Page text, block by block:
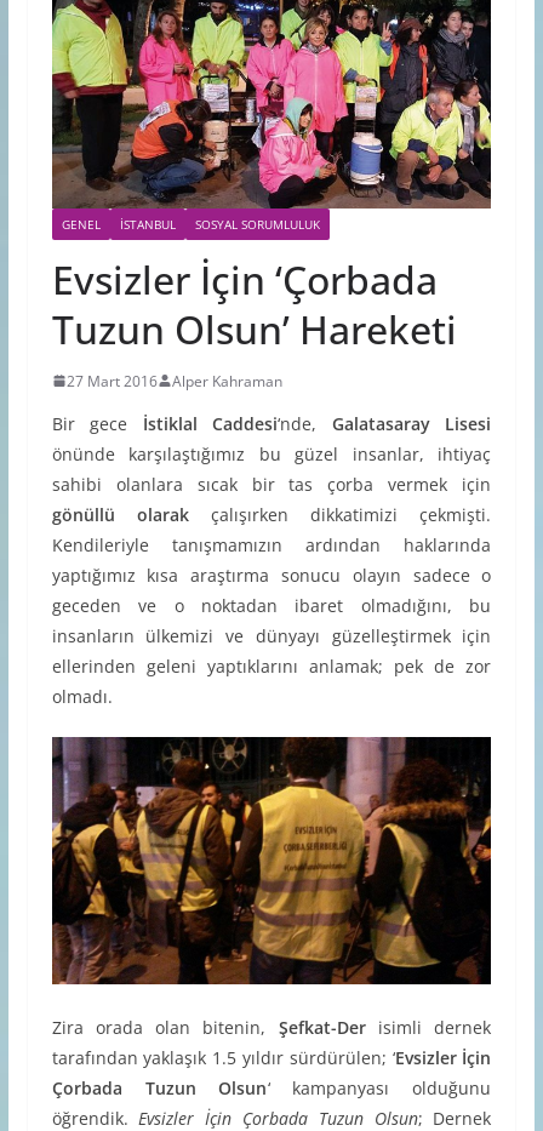
GENEL İSTANBUL SOSYAL SORUMLULUK
Evsizler İçin ‘Çorbada
Tuzun Olsun’ Hareketi
27 Mart 2016 Alper Kahraman
Bir gece İstiklal Caddesi‘nde, Galatasaray Lisesi
önünde karşılaştığımız bu güzel insanlar, ihtiyaç
sahibi olanlara sıcak bir tas çorba vermek için
gönüllü olarakçalışırken dikkatimizi çekmişti.
Kendileriyle tanışmamızın ardından haklarında
yaptığımız kısa araştırma sonucu olayın sadece o
geceden ve o noktadan ibaret olmadığını, bu
insanların ülkemizi ve dünyayı güzelleştirmek için
ellerinden geleni yaptıklarını anlamak; pek de zor
olmadı.
Zira orada olan bitenin, Şefkat-Derisimli dernek
tarafından yaklaşık 1.5 yıldır sürdürülen; ‘Evsizler İçin
Çorbada Tuzun Olsun‘ kampanyası olduğunu
öğrendik. Evsizler İçin Çorbada Tuzun Olsun; Dernek